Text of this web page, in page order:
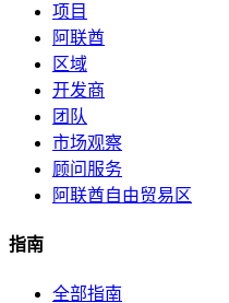
项目
阿联酋
区域
开发商
团队
市场观察
顾问服务
阿联酋自由贸易区
指南
全部指南